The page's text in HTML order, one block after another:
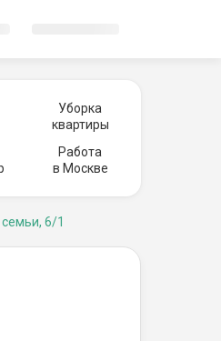
Уборка
квартиры
Работа
в Москве
6/1